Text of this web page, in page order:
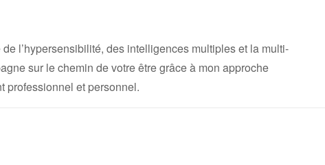
l’hypersensibilité, des intelligences multiples et la multi-
sur le chemin de votre être grâce à mon approche
professionnel et personnel.